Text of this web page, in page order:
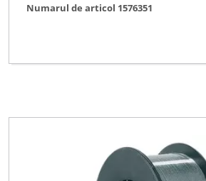
Numarul de articol 1576351